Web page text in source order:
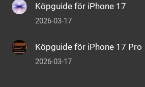
Köpguide för iPhone 17
2026-03-17
Köpguide för iPhone 17 Pro
2026-03-17